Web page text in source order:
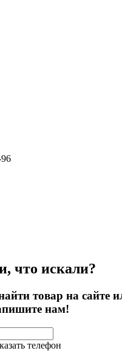
что искали?
товар на сайте
нам!
телефон